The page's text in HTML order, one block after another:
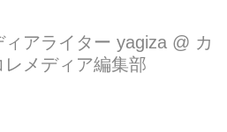
とする枕」シリーズの累計
10万個を突破！枕に搭載し
機構により、毎日手軽に眠
ィアライター yagiza @ カ
レメディア編集部